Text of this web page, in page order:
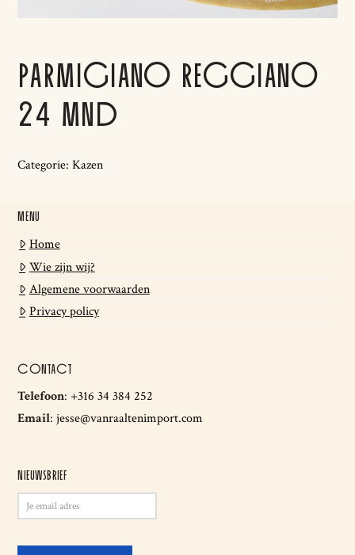
PARMIGIANO REGGIANO
24 MND
Categorie:Kazen
MENU
Home
Wie zijn wij?
Algemene voorwaarden
Privacy policy
CONTACT
Telefoon: +316 34 384 252
Email:jesse@vanraaltenimport.com
NIEUWSBRIEF